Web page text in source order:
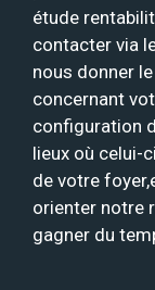
étude
contacter via
nous donner
concernant
configuration
lieux où celui-
de votre
orienter notre
gagner du